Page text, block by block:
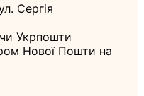
Сергія
Укрпошти
Нової Пошти на